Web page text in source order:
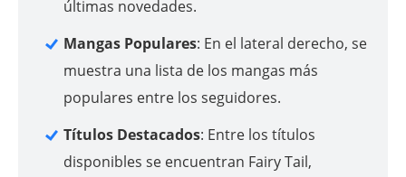
últimas novedades.
Mangas Populares: En el lateral derecho, se
muestra una lista de los mangas más
populares entre los seguidores.
Títulos Destacados: Entre los títulos
disponibles se encuentran Fairy Tail,